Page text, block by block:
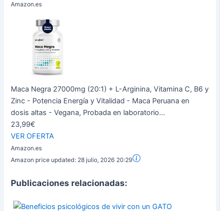
Amazon.es
Maca Negra 27000mg (20:1) + L-Arginina, Vitamina C, B6 y
Zinc - Potencia Energía y Vitalidad - Maca Peruana en
dosis altas - Vegana, Probada en laboratorio...
23,99€
VER OFERTA
Amazon.es
Amazon price updated: 28 julio, 2026 20:29
Publicaciones relacionadas: